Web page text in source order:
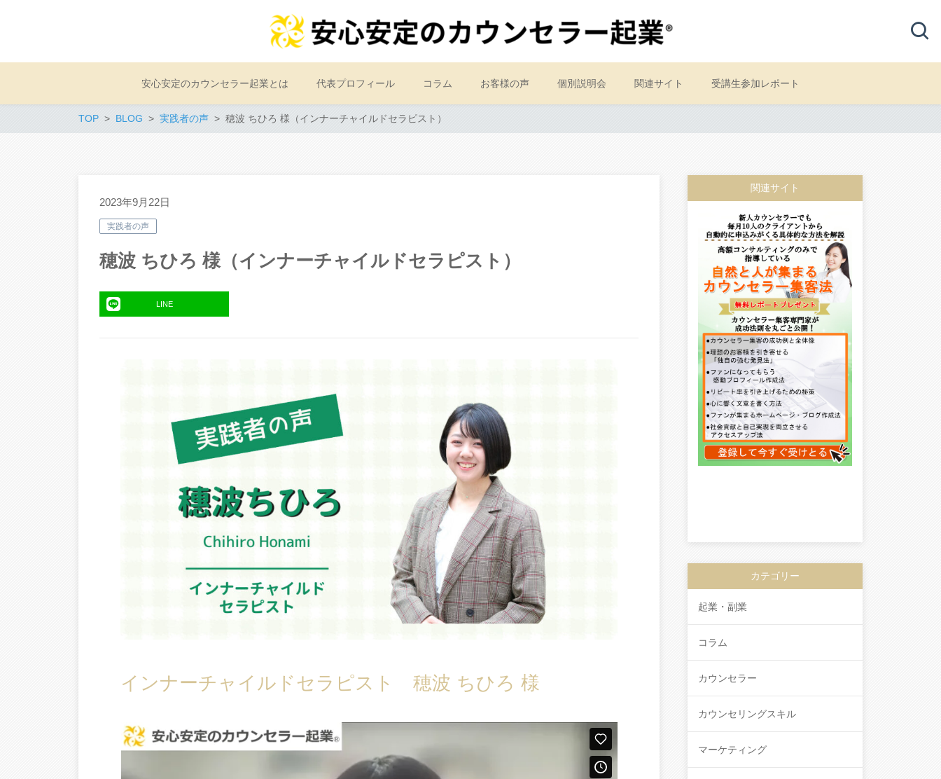
安心安定のカウンセラー起業とは 代表プロフィール コラム お客様の声 個別説明会 関連サイト 受講生参加レポート
TOP BLOG 実践者の声 穂波 ちひろ 様（インナーチャイルドセラピスト）
2023年9月22日
実践者の声
穂波 ちひろ 様（インナーチャイルドセラピスト）
LINE
インナーチャイルドセラピスト 穂波 ちひろ 様
関連サイト
カテゴリー
起業・副業
コラム
カウンセラー
カウンセリングスキル
マーケティング